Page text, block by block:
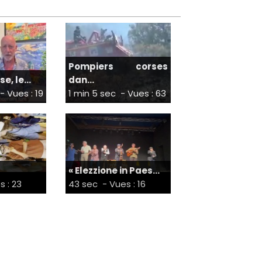
le...
Vues : 19
Pompiers corses
dan...
1 min 5 sec - Vues : 63
: 23
« Elezzione in Paes...
43 sec - Vues : 16